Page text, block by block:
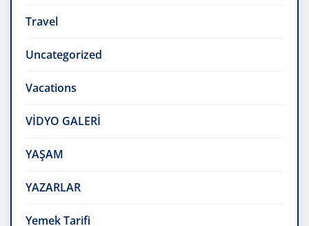
Travel
Uncategorized
Vacations
VİDYO GALERİ
YAŞAM
YAZARLAR
Yemek Tarifi